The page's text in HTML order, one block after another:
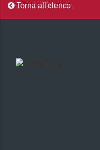
Torna all'elenco